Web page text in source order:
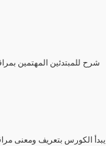
شرح للمبتدئين المهتمين
يبدأ الكورس بتعريف ومعنى